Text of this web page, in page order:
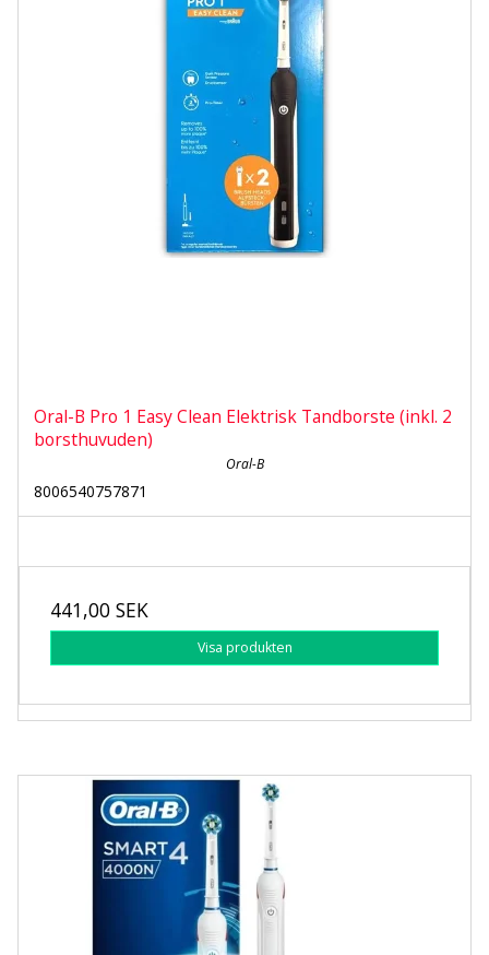
Oral-B Pro 1 Easy Clean Elektrisk Tandborste (inkl. 2
borsthuvuden)
Oral-B
8006540757871
441,00 SEK
Visa produkten